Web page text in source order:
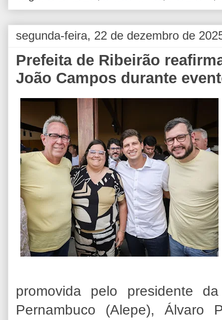
segunda-feira, 22 de dezembro de
Prefeita de Ribeirão
João Campos durante
promovida pelo presidente
Pernambuco (Alepe), Álvaro